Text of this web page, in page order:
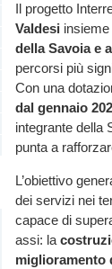
Il progetto
Valdesi
della Savoia e
percorsi più
Con una
dal gennaio
integrante della
punta a
L’obiettivo
dei servizi nei
capace di
assi: la
miglioramento